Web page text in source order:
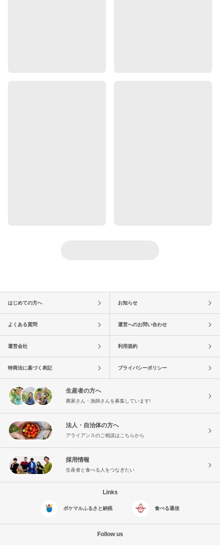
はじめての方へ お知らせ
よくある質問 運営へのお問い合わせ
運営会社 利用規約
特商法に基づく表記 プライバシーポリシー
生産者の方へ
農家さん・漁師さんを募集しています!
法人・自治体の方へ
アライアンスのご相談はこちらから
採用情報
生産者と食べる人をつなぎたい
Links
ポケマルふるさと納税 食べる通信
Follow us